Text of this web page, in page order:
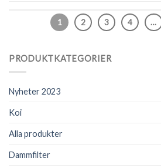
1 2 3 4 …
PRODUKTKATEGORIER
Nyheter 2023
Koi
Alla produkter
Dammfilter